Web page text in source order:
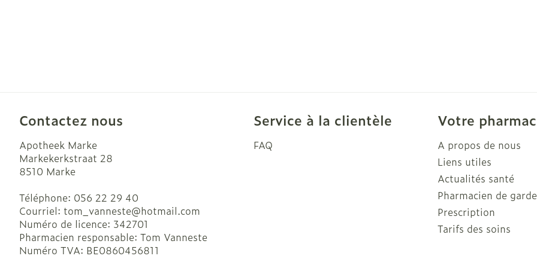
Contactez nous
Apotheek Marke
Markekerkstraat 28
8510 Marke
Téléphone: 056 22 29 40
Courriel: tom_vanneste@hotmail.com
Numéro de licence: 342701
Pharmacien responsable: Tom Vanneste
Numéro TVA: BE0860456811
Service à la clientèle
FAQ
Votre
A propos de nous
Liens utiles
Actualités santé
Pharmacien de garde
Prescription
Tarifs des soins